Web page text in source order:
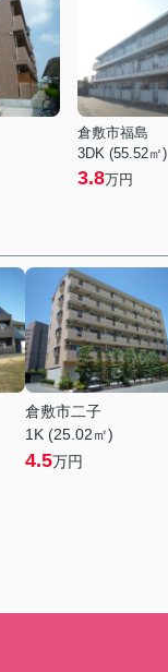
倉敷市福島
3DK (55.52㎡)
3.8万円
倉敷市二子
1K (25.02㎡)
4.5万円